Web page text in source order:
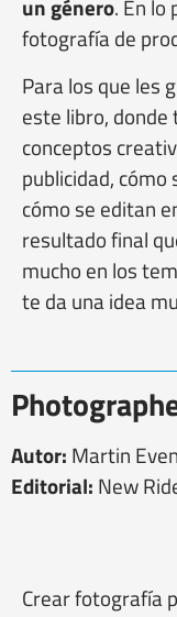
un género. En lo
fotografía de
Para los que les
este libro, donde
conceptos
publicidad, cómo
cómo se editan
resultado final
mucho en los
te da una idea
Autor: Martin
Editorial: New
Crear fotografía